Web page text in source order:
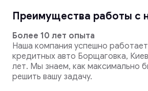
Преимущества работы с
Более 10 лет опыта
Наша компания успешно
кредитных авто Борщаговка,
лет. Мы знаем, как максимально
решить вашу задачу.